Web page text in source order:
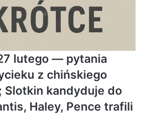
lutego — pytania
z chińskiego
Slotkin kandyduje do
Haley, Pence trafili